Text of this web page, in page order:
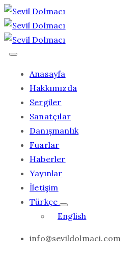
Anasayfa
Hakkımızda
Sergiler
Sanatçılar
Danışmanlık
Fuarlar
Haberler
Yayınlar
İletişim
Türkçe
English
info@sevildolmaci.com